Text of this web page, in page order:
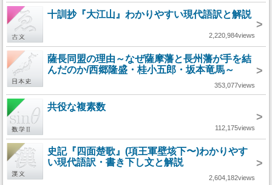
十訓抄『大江山』わかりやすい現代語訳と解説
>
2,220,984views
薩長同盟の理由～なぜ薩摩藩と長州藩が手を結
んだのか/西郷隆盛・桂小五郎・坂本竜馬～
>
353,077views
共役な複素数
>
112,175views
史記『四面楚歌』(項王軍壁垓下〜)わかりやす
い現代語訳・書き下し文と解説
>
2,604,182views